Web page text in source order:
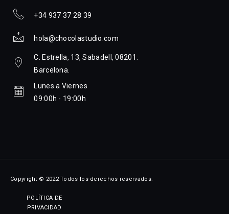
+34 937 37 28 39
hola@chocolastudio.com
C. Estrella, 13, Sabadell, 08201.
Barcelona.
Lunes a Viernes
09:00h - 19:00h
Copyright © 2022 Todos los derechos reservados.
POLÍTICA DE
PRIVACIDAD